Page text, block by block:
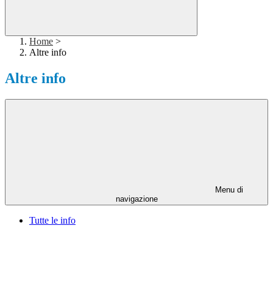
Home >
Altre info
Altre info
Menu di
navigazione
Tutte le info